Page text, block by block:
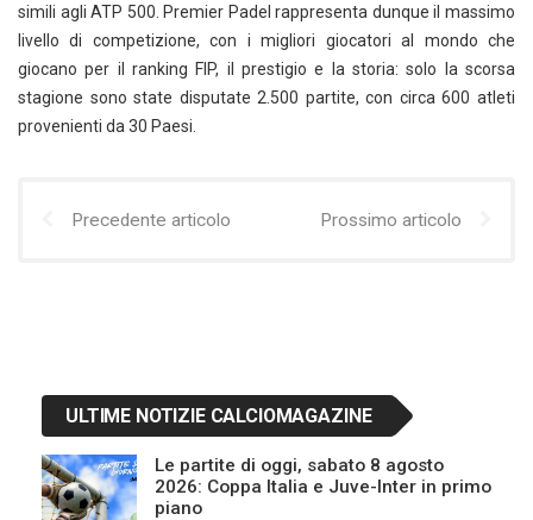
simili agli ATP 500. Premier Padel rappresenta dunque il massimo
livello di competizione, con i migliori giocatori al mondo che
giocano per il ranking FIP, il prestigio e la storia: solo la scorsa
stagione sono state disputate 2.500 partite, con circa 600 atleti
provenienti da 30 Paesi.
Precedente articolo Prossimo articolo
ULTIME NOTIZIE CALCIOMAGAZINE
Le partite di oggi, sabato 8 agosto
2026: Coppa Italia e Juve-Inter in primo
piano